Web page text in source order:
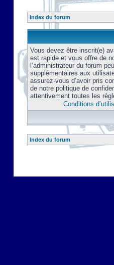
Index du forum
Vous devez être inscrit(e)
est rapide et vous offre de
l’administrateur du forum
supplémentaires aux
assurez-vous d’avoir pris
de notre politique de
attentivement toutes les
Conditions
Index du forum